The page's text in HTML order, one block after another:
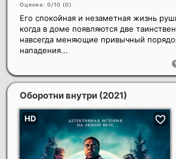
Оценка: 0/10 (0)
Его спокойная и незаметная жизнь
когда в доме появляются две
навсегда меняющие привычный
нападения...
Оборотни внутри (2021)